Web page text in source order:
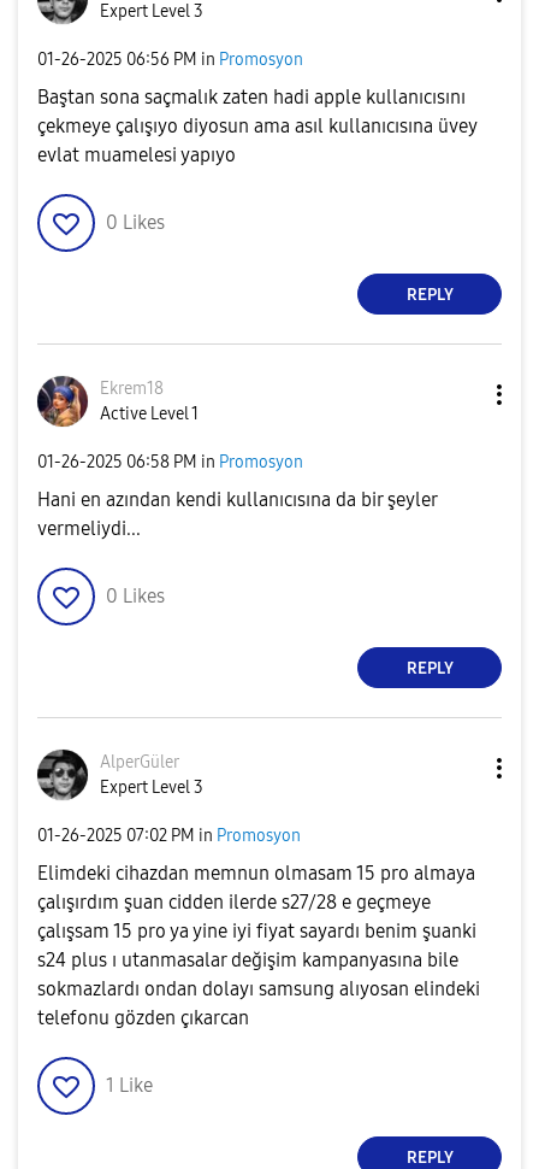
Expert Level 3
‎01-26-2025 06:56 PM in Promosyon
Baştan sona saçmalık zaten hadi apple kullanıcısını
çekmeye çalışıyo diyosun ama asıl kullanıcısına üvey
evlat muamelesi yapıyo
0 Likes
REPLY
Ekrem18
Active Level 1
‎01-26-2025 06:58 PM in Promosyon
Hani en azından kendi kullanıcısına da bir şeyler
vermeliydi...
0 Likes
REPLY
AlperGüler
Expert Level 3
‎01-26-2025 07:02 PM in Promosyon
Elimdeki cihazdan memnun olmasam 15 pro almaya
çalışırdım şuan cidden ilerde s27/28 e geçmeye
çalışsam 15 pro ya yine iyi fiyat sayardı benim şuanki
s24 plus ı utanmasalar değişim kampanyasına bile
sokmazlardı ondan dolayı samsung alıyosan elindeki
telefonu gözden çıkarcan
1 Like
REPLY